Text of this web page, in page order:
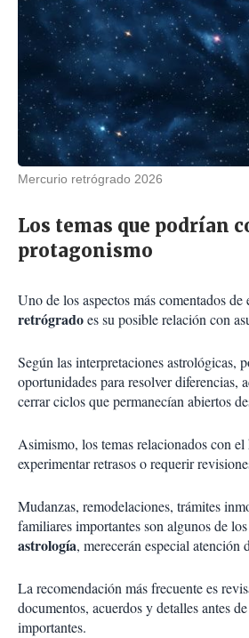
Mercurio retrógrado 2026
Los temas que podrían
protagonismo
Uno de los aspectos más comentados de
retrógradoes su posible relación con
Según las interpretaciones astrológicas,
oportunidades para resolver diferencias,
cerrar ciclos que permanecían abiertos
Asimismo, los temas relacionados con
experimentar retrasos o requerir
Mudanzas, remodelaciones, trámites
familiares importantes son algunos de
astrología, merecerán especial atención
La recomendación más frecuente es
documentos, acuerdos y detalles antes
importantes.